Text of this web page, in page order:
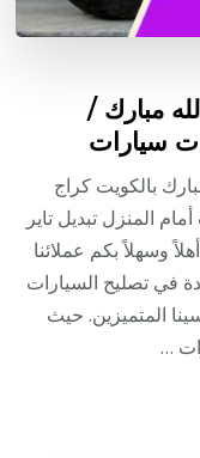
مبارك /
بالكويت كراج
المنزل تبديل تاير
وسهلاً بكم عملائنا
في تصليح السيارات
المتميزين. حيث
…